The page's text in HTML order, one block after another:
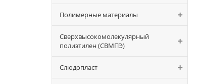
Полимерные материалы
Сверхвысокомолекулярный
полиэтилен (СВМПЭ)
Слюдопласт